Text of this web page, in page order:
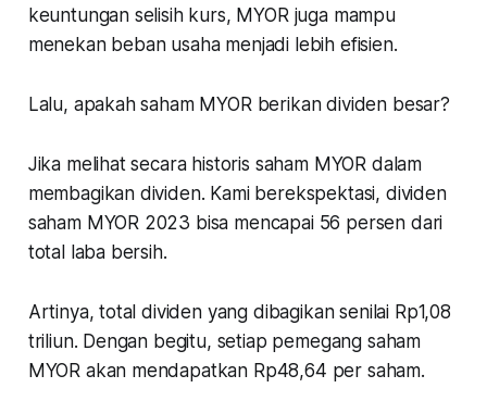
keuntungan selisih kurs, MYOR juga mampu
menekan beban usaha menjadi lebih efisien.
Lalu, apakah saham MYOR berikan dividen besar?
Jika melihat secara historis saham MYOR dalam
membagikan dividen. Kami berekspektasi, dividen
saham MYOR 2023 bisa mencapai 56 persen dari
total laba bersih.
Artinya, total dividen yang dibagikan senilai Rp1,08
triliun. Dengan begitu, setiap pemegang saham
MYOR akan mendapatkan Rp48,64 per saham.